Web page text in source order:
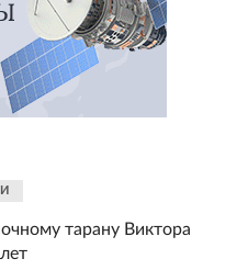
тарану Виктора